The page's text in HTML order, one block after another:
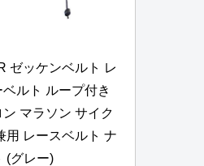
ゼッケンベルト レ
ルト ループ付き
ン マラソン サイク
用 レースベルト ナ
(グレー)